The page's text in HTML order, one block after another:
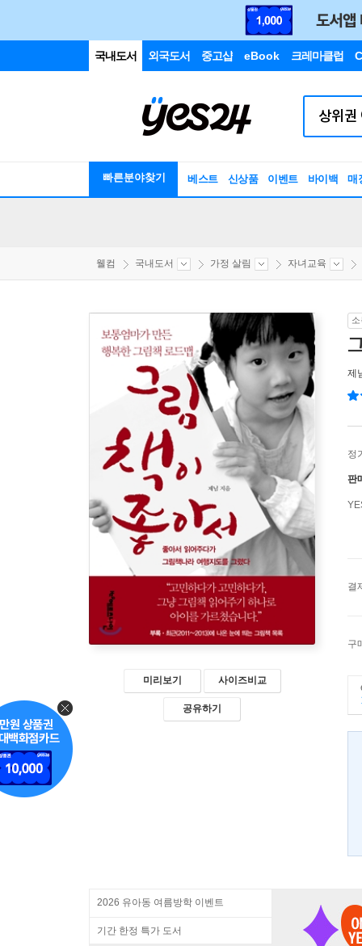
국내도서 외국도서 중고샵 eBook 크레마클럽
빠른분야찾기 베스트 신상품 이벤트 바이백 매
웰컴 국내도서 가정 살림 자녀교육
미리보기 사이즈비교
공유하기
제
정
판
결
구
2026 유아동 여름방학 이벤트
기간 한정 특가 도서